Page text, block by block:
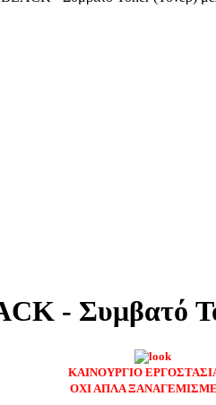
- Συμβατό
ΚΑΙΝΟΥΡΓΙΟ
ΟΧΙ ΑΠΛΑ